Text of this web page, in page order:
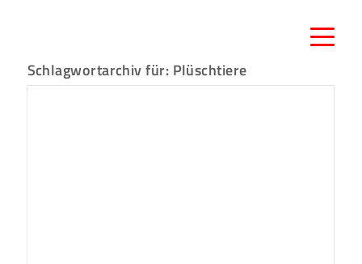
Schlagwortarchiv für: Plüschtiere